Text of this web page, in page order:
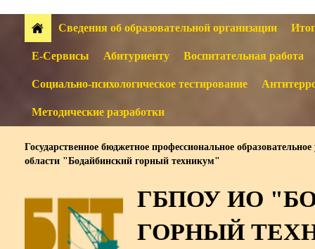
Сведения об образовательной организации
Е-Сервисы Абитуриенту Воспитательная работа
Социально-психологическое тестирование
Методические разработки
Государственное бюджетное профессиональное
области "Бодайбинский горный техникум"
ГБПОУ ИО
ГОРНЫЙ